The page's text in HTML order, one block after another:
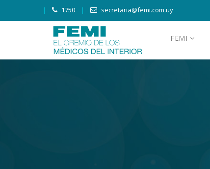
1750 secretaria@femi.com.uy
FEMI